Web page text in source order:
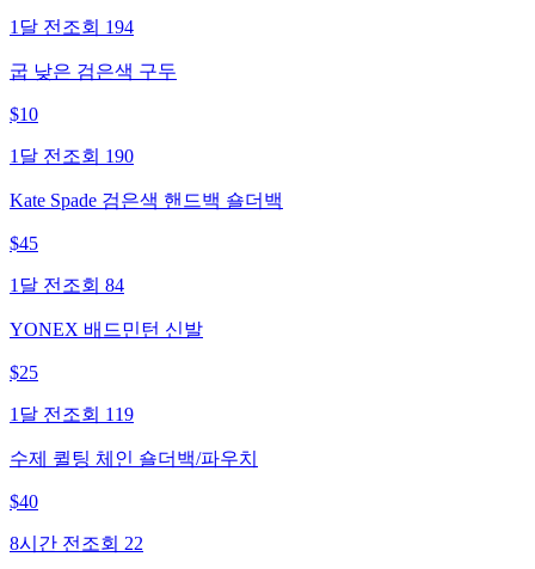
1달 전 조회 194
굽 낮은 검은색 구두
$10
1달 전 조회 190
Kate Spade 검은색 핸드백 숄더백
$45
1달 전 조회 84
YONEX 배드민턴 신발
$25
1달 전 조회 119
수제 퀼팅 체인 숄더백/파우치
$40
8시간 전 조회 22